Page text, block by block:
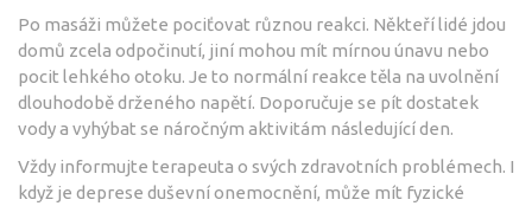
Po masáži můžete pociťovat různou reakci. Někteří lidé jdou
domů zcela odpočinutí, jiní mohou mít mírnou únavu nebo
pocit lehkého otoku. Je to normální reakce těla na uvolnění
dlouhodobě drženého napětí. Doporučuje se pít dostatek
vody a vyhýbat se náročným aktivitám následující den.
Vždy informujte terapeuta o svých zdravotních problémech. I
když je deprese duševní onemocnění, může mít fyzické